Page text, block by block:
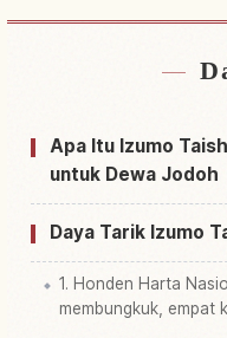
Cari penginapan
Cari aktivitas di
Apa Itu Izumo
untuk Dewa Jodoh
Daya Tarik Izumo
1. Honden Harta
membungkuk, empat